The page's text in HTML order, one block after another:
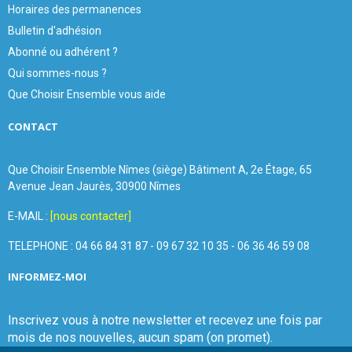
Horaires des permanences
Bulletin d'adhésion
Abonné ou adhérent ?
Qui sommes-nous ?
Que Choisir Ensemble vous aide
CONTACT
Que Choisir Ensemble Nîmes (siège) Bâtiment A, 2e Étage, 65
Avenue Jean Jaurès, 30900 Nîmes
E-MAIL : [nous contacter]
TELEPHONE : 04 66 84 31 87 - 09 67 32 10 35 - 06 36 46 59 08
INFORMEZ-MOI
Inscrivez vous à notre newsletter et recevez une fois par
mois de nos nouvelles, aucun spam (on promet).